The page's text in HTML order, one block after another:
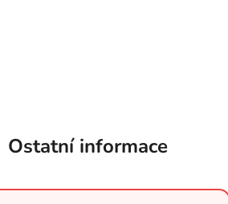
Ostatní informace